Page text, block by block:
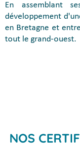
En assemblant
développement
en Bretagne et
tout le grand-ouest.
NOS